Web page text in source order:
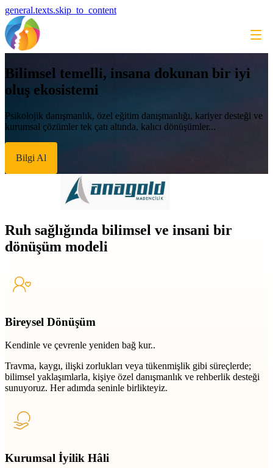
general.texts.skip_to_content
Bilimsel temelli, insana dokunan bir iyi
oluş ekosistemi
Psikolojik danışmanlık, özel eğitim danışmanlığı, kariyer desteği ve
kurumsal çözümler tek çatı altında, kalıcı dönüşümler...
Bilgi Al
Ruh sağlığında bilimsel ve insani bir
dönüşüm modeli
Bireysel Dönüşüm
Kendinle ve çevrenle yeniden bağ kur..
Travma, kaygı, ilişki zorlukları veya tükenmişlik gibi süreçlerde;
bilimsel yaklaşımlarla, kişiye özel danışmanlık ve rehberlik desteği
sunuyoruz. Her adımda seninle birlikteyiz.
Kurumsal İyilik Hâli